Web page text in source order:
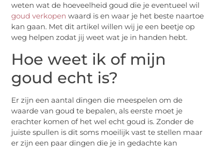
weten wat de hoeveelheid goud die je eventueel wil
goud verkopen waard is en waar je het beste naartoe
kan gaan. Met dit artikel willen wij je een beetje op
weg helpen zodat jij weet wat je in handen hebt.
Hoe weet ik of mijn
goud echt is?
Er zijn een aantal dingen die meespelen om de
waarde van goud te bepalen, als eerste moet je
erachter komen of het wel echt goud is. Zonder de
juiste spullen is dit soms moeilijk vast te stellen maar
er zijn een paar dingen die je in gedachte kan